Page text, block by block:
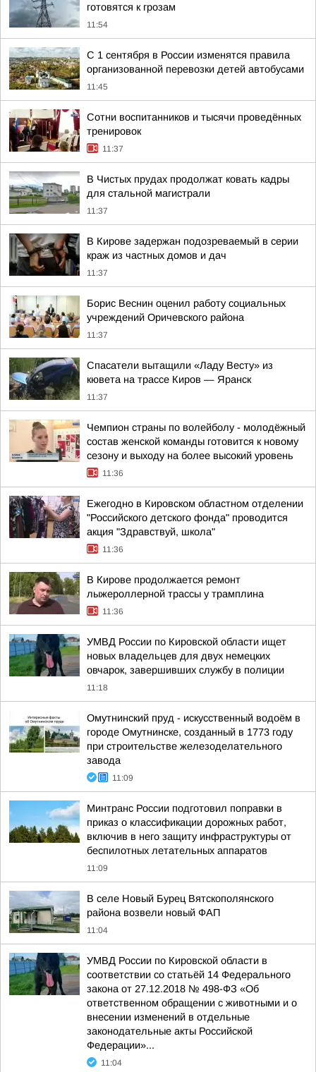
готовятся к грозам
11:54
С 1 сентября в России изменятся правила
организованной перевозки детей автобусами
11:45
Сотни воспитанников и тысячи проведённых
тренировок
11:37
В Чистых прудах продолжат ковать кадры
для стальной магистрали
11:37
В Кирове задержан подозреваемый в серии
краж из частных домов и дач
11:37
Борис Веснин оценил работу социальных
учреждений Оричевского района
11:37
Спасатели вытащили «Ладу Весту» из
кювета на трассе Киров — Яранск
11:37
Чемпион страны по волейболу - молодёжный
состав женской команды готовится к новому
сезону и выходу на более высокий уровень
11:36
Ежегодно в Кировском областном отделении
"Российского детского фонда" проводится
акция "Здравствуй, школа"
11:36
В Кирове продолжается ремонт
лыжероллерной трассы у трамплина
11:36
УМВД России по Кировской области ищет
новых владельцев для двух немецких
овчарок, завершивших службу в полиции
11:18
Омутнинский пруд - искусственный водоём в
городе Омутнинске, созданный в 1773 году
при строительстве железоделательного
завода
11:09
Минтранс России подготовил поправки в
приказ о классификации дорожных работ,
включив в него защиту инфраструктуры от
беспилотных летательных аппаратов
11:09
В селе Новый Бурец Вятскополянского
района возвели новый ФАП
11:04
УМВД России по Кировской области в
соответствии со статьёй 14 Федерального
закона от 27.12.2018 № 498-ФЗ «Об
ответственном обращении с животными и о
внесении изменений в отдельные
законодательные акты Российской
Федерации»...
11:04